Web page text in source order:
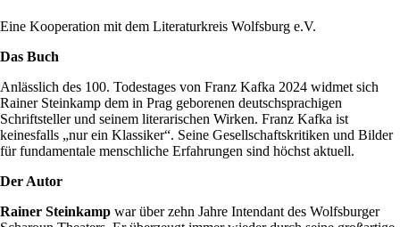
Eine Kooperation mit dem Literaturkreis Wolfsburg e.V.
Das Buch
Anlässlich des 100. Todestages von Franz Kafka 2024 widmet sich
Rainer Steinkamp dem in Prag geborenen deutschsprachigen
Schriftsteller und seinem literarischen Wirken. Franz Kafka ist
keinesfalls „nur ein Klassiker“. Seine Gesellschaftskritiken und Bilder
für fundamentale menschliche Erfahrungen sind höchst aktuell.
Der Autor
Rainer Steinkamp war über zehn Jahre Intendant des Wolfsburger